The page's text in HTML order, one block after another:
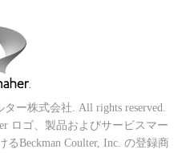
ー株式会社. All rights reserved.
ロゴ、製品およびサービスマー
Beckman Coulter, Inc. の登録商